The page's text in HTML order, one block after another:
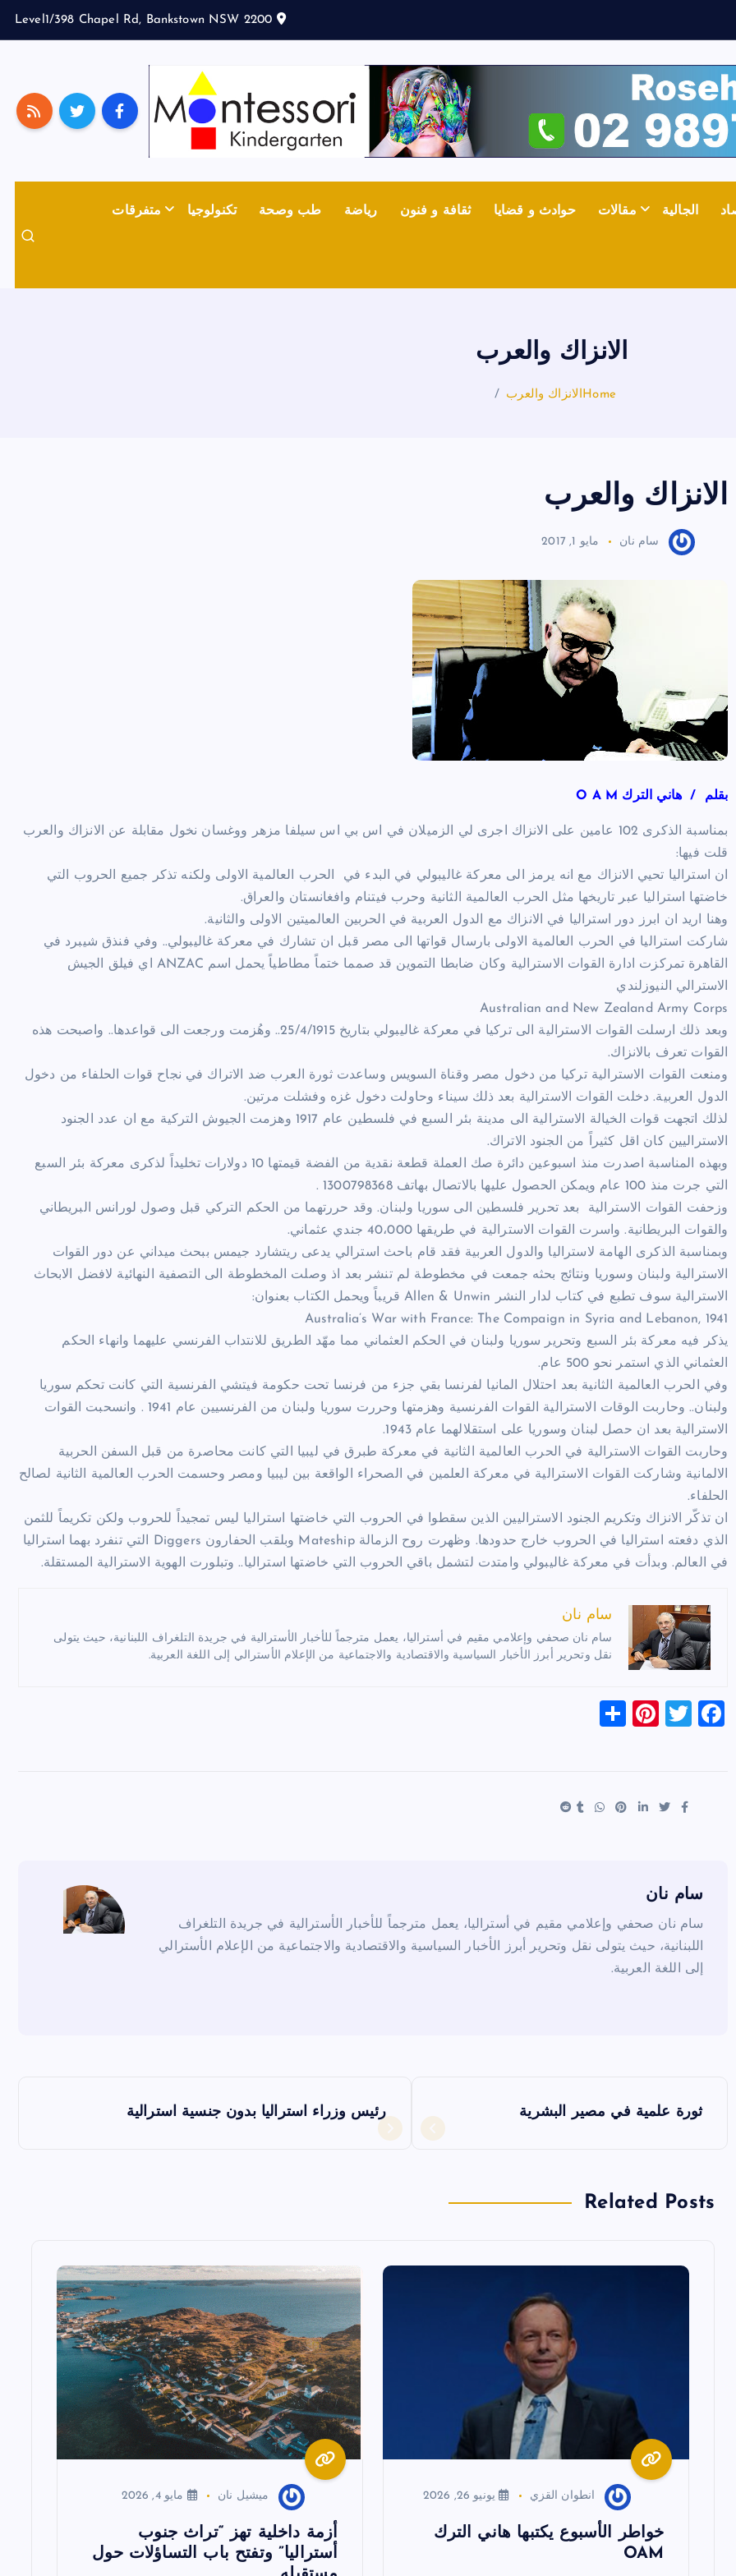
Level1/398 Chapel Rd, Bankstown NSW 2200
الجالية مقالات حوادث و قضايا ثقافة و فنون رياضة طب وصحة تكنولوجيا متفرقات
الانزاك والعرب
Homeالانزاك والعرب
الانزاك والعرب
سام نان مايو 1, 2017
بقلم / هاني الترك O A M
بمناسبة الذكرى 102 عامين على الانزاك اجرى لي الزميلان في اس بي اس سيلفا مزهر ووغسان نخول مقابلة عن الانزاك والعرب
قلت فيها:
ان استراليا تحيي الانزاك مع انه يرمز الى معركة غاليبولي في البدء في الحرب العالمية الاولى ولكنه تذكر جميع الحروب التي
خاضتها استراليا عبر تاريخها مثل الحرب العالمية الثانية وحرب فيتنام وافغانستان والعراق.
وهنا اريد ان ابرز دور استراليا في الانزاك مع الدول العربية في الحربين العالميتين الاولى والثانية.
شاركت استراليا في الحرب العالمية الاولى بارسال قواتها الى مصر قبل ان تشارك في معركة غاليبولي.. وفي فنذق شيبرد في
القاهرة تمركزت ادارة القوات الاسترالية وكان ضابطا التموين قد صمما ختماً مطاطياً يحمل اسم ANZAC اي فيلق الجيش
الاسترالي النيوزلندي
Australian and New Zealand Army Corps
وبعد ذلك ارسلت القوات الاسترالية الى تركيا في معركة غاليبولي بتاريخ 25/4/1915.. وهُزمت ورجعت الى قواعدها.. واصبحت هذه
القوات تعرف بالانزاك.
ومنعت القوات الاسترالية تركيا من دخول مصر وقناة السويس وساعدت ثورة العرب ضد الاتراك في نجاح قوات الحلفاء من دخول
الدول العربية. دخلت القوات الاسترالية بعد ذلك سيناء وحاولت دخول غزه وفشلت مرتين.
لذلك اتجهت قوات الخيالة الاسترالية الى مدينة بئر السبع في فلسطين عام 1917 وهزمت الجيوش التركية مع ان عدد الجنود
الاستراليين كان اقل كثيراً من الجنود الاتراك.
وبهذه المناسبة اصدرت منذ اسبوعين دائرة صك العملة قطعة نقدية من الفضة قيمتها 10 دولارات تخليداً لذكرى معركة بئر السبع
التي جرت منذ 100 عام ويمكن الحصول عليها بالاتصال بهاتف 1300798368 .
وزحفت القوات الاسترالية بعد تحرير فلسطين الى سوريا ولبنان. وقد حررتهما من الحكم التركي قبل وصول لورانس البريطاني
والقوات البريطانية. واسرت القوات الاسترالية في طريقها 40،000 جندي عثماني.
وبمناسبة الذكرى الهامة لاستراليا والدول العربية فقد قام باحث استرالي يدعى ريتشارد جيمس ببحث ميداني عن دور القوات
الاسترالية ولبنان وسوريا ونتائج بحثه جمعت في مخطوطة لم تنشر بعد اذ وصلت المخطوطة الى التصفية النهائية لافضل الابحاث
الاسترالية سوف تطبع في كتاب لدار النشر Allen & Unwin قريباً ويحمل الكتاب بعنوان:
Australia’s War with France: The Compaign in Syria and Lebanon, 1941
يذكر فيه معركة بئر السبع وتحرير سوريا ولبنان في الحكم العثماني مما مهّد الطريق للانتداب الفرنسي عليهما وانهاء الحكم
العثماني الذي استمر نحو 500 عام.
وفي الحرب العالمية الثانية بعد احتلال المانيا لفرنسا بقي جزء من فرنسا تحت حكومة فيتشي الفرنسية التي كانت تحكم سوريا
ولبنان.. وحاربت الوقات الاسترالية القوات الفرنسية وهزمتها وحررت سوريا ولبنان من الفرنسيين عام 1941 . وانسحبت القوات
الاسترالية بعد ان حصل لبنان وسوريا على استقلالهما عام 1943.
وحاربت القوات الاسترالية في الحرب العالمية الثانية في معركة طبرق في ليبيا التي كانت محاصرة من قبل السفن الحربية
الالمانية وشاركت القوات الاسترالية في معركة العلمين في الصحراء الواقعة بين ليبيا ومصر وحسمت الحرب العالمية الثانية لصالح
الحلفاء.
ان تذكّر الانزاك وتكريم الجنود الاستراليين الذين سقطوا في الحروب التي خاضتها استراليا ليس تمجيداً للحروب ولكن تكريماً للثمن
الذي دفعته استراليا في الحروب خارج حدودها. وظهرت روح الزمالة Mateship وبلقب الحفارون Diggers التي تنفرد بهما استراليا
في العالم. وبدأت في معركة غاليبولي وامتدت لتشمل باقي الحروب التي خاضتها استراليا.. وتبلورت الهوية الاسترالية المستقلة.
سام نان
سام نان صحفي وإعلامي مقيم في أستراليا، يعمل مترجماً للأخبار الأسترالية في جريدة التلغراف اللبنانية، حيث يتولى
نقل وتحرير أبرز الأخبار السياسية والاقتصادية والاجتماعية من الإعلام الأسترالي إلى اللغة العربية.
F
b
k
T
Pi
t
سام نان
سام نان صحفي وإعلامي مقيم في أستراليا، يعمل مترجماً للأخبار الأسترالية في جريدة التلغراف
اللبنانية، حيث يتولى نقل وتحرير أبرز الأخبار السياسية والاقتصادية والاجتماعية من الإعلام الأسترالي
إلى اللغة العربية.
فّ
ثورة علمية في مصير البشرية رئيس وزراء استراليا بدون جنسية استرالية
Related Posts
انطوان القزي يونيو 26, 2026
خواطر الأسبوع يكتبها هاني الترك
OAM
ميشيل نان مايو 4, 2026
أزمة داخلية تهز “تراث جنوب
أستراليا” وتفتح باب التساؤلات حول